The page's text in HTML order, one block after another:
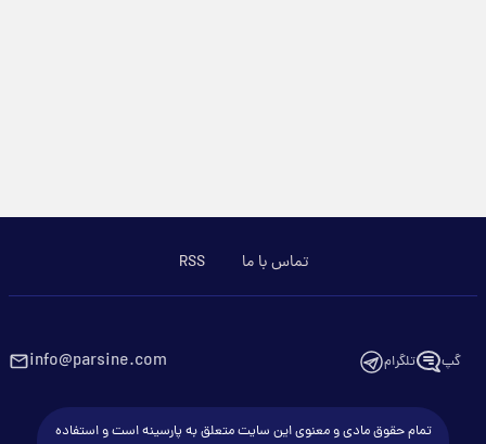
تماس با ما RSS
گپ تلگرام info@parsine.com
تمام حقوق مادی و معنوی این سایت متعلق به پارسینه است و استفاده